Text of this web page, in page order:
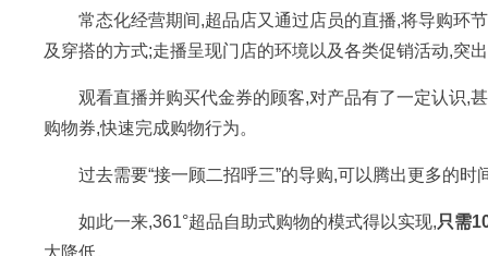
常态化经营期间,超品店又通过店员的直播,将导购环
及穿搭的方式;走播呈现门店的环境以及各类促销活动,突
观看直播并购买代金券的顾客,对产品有了一定认识,
购物券,快速完成购物行为。
过去需要“接一顾二招呼三”的导购,可以腾出更多的
如此一来,361°超品自助式购物的模式得以实现,只需
大降低。